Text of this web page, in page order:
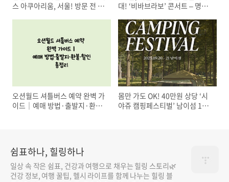
스 아쿠아리움, 서울! 방문 전 알
대! ‘비바브라보’ 콘서트 – 명품
대에서 펼쳐진다”
오션월드 셔틀버스 예약 완벽 가
이드｜예매 방법·출발지·환불
몸만 가도 OK! 40만원 상당 ‘시
야쥬 캠핑페스티벌’ 남이섬 1박
쉼표하나, 힐링하나
일상 속 작은 쉼표, 건강과 여행으로 채우는 힐링 스토리🌿
건강 정보, 여행 꿀팁, 헬시 라이프를 함께 나누는 힐링 블